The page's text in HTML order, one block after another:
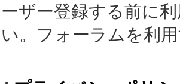
ザー登録する前に
。フォーラムを利